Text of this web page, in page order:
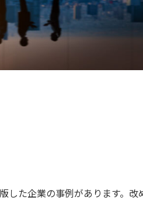
した企業の事例があります。改